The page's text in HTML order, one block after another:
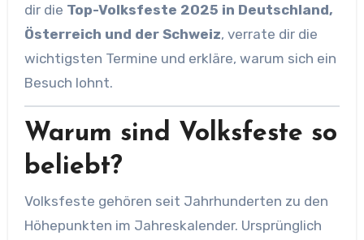
dir die Top-Volksfeste 2025 in Deutschland,
Österreich und der Schweiz, verrate dir die
wichtigsten Termine und erkläre, warum sich ein
Besuch lohnt.
Warum sind Volksfeste so
beliebt?
Volksfeste gehören seit Jahrhunderten zu den
Höhepunkten im Jahreskalender. Ursprünglich